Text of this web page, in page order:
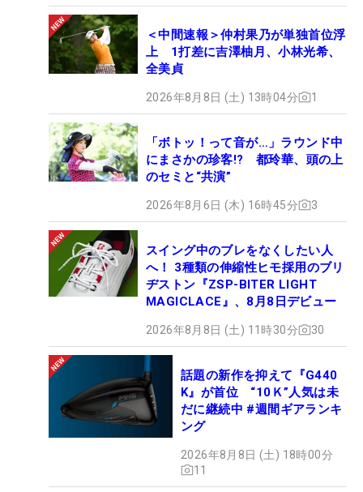
＜中間速報＞仲村果乃が単独首位浮
上 1打差に吉澤柚月、小林光希、
全美貞
2026年8月8日 (土) 13時04分 1
「ボトッ！って音が…」ラウンド中
にまさかの珍客!? 都玲華、頭の上
のセミと“共演”
2026年8月6日 (木) 16時45分 3
スイング中のブレをなくしたい人
へ！ 3種類の伸縮性ヒモ採用のブリ
ヂストン『ZSP-BITER LIGHT
MAGICLACE』、8月8日デビュー
2026年8月8日 (土) 11時30分 30
話題の新作を抑えて『G440
K』が首位 “10Ｋ”人気は未
だに継続中 #週間ギアランキ
ング
2026年8月8日 (土) 18時00分
11